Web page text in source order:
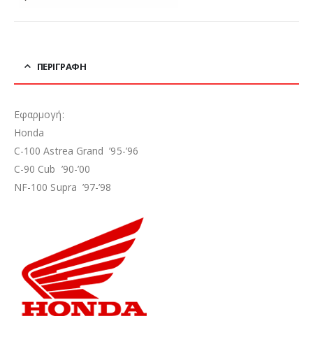
ΠΕΡΙΓΡΑΦΉ
Εφαρμογή:
Honda
C-100 Astrea Grand ’95-’96
C-90 Cub ’90-’00
NF-100 Supra ’97-’98